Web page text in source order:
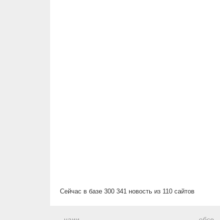
Сейчас в базе 300 341 новость из 110 сайтов